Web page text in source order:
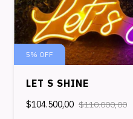
5% OFF
LET S SHINE
$104.500,00 $110.000,00